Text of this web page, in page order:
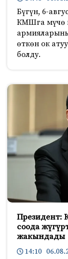
Бүгүн, 6-
КМШга мүчө
өткөн ок
болду.
Президент:
соода
жакындады
14:10